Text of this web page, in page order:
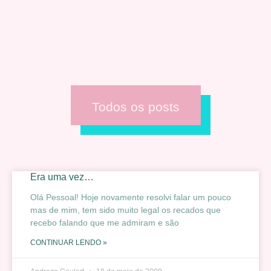
Todos os posts
Era uma vez…
Olá Pessoal! Hoje novamente resolvi falar um pouco
mas de mim, tem sido muito legal os recados que
recebo falando que me admiram e são
CONTINUAR LENDO »